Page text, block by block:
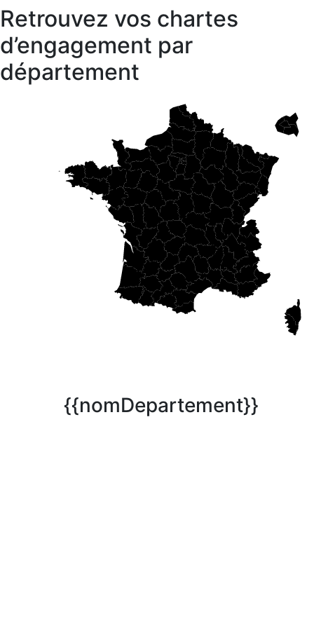
Retrouvez vos chartes
d’engagement par
département
{{nomDepartement}}